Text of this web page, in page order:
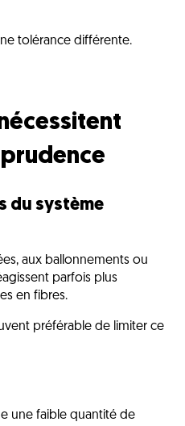
tolérance différente.
du système
aux ballonnements ou
parfois plus
en fibres.
préférable de limiter ce
une faible quantité de